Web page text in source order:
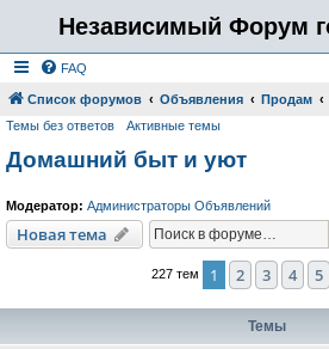
Независимый Форум
FAQ
Список форумов Объявления Продам
Темы без ответов Активные темы
Домашний быт и уют
Модератор: Администраторы Объявлений
Новая тема
227 тем 1 2 3 4 5
Темы